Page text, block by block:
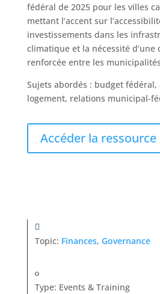
fédéral de 2025 pour les villes
mettant l’accent sur
investissements dans les
climatique et la nécessité d’une
renforcée entre les
Sujets abordés : budget fédéral,
logement, relations municipal-
Accéder la ressource
Topic: Finances, Governance
Type: Events & Training